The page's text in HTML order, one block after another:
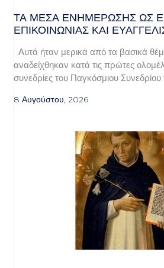
ΤΑ ΜΈΣΑ ΕΝΗΜΈΡΩΣΗΣ ΩΣ
ΕΠΙΚΟΙΝΩΝΊΑΣ ΚΑΙ
Αυτά ήταν μερικά από τα βασικά
αναδείχθηκαν κατά τις πρώτες
συνεδρίες του Παγκόσμιου
8 Αυγούστου, 2026